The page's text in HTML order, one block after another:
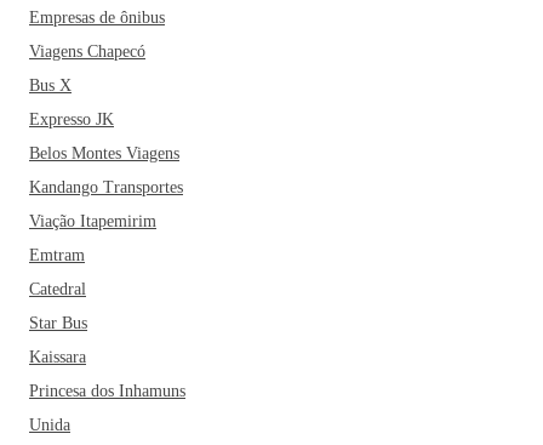
Empresas de ônibus
Viagens Chapecó
Bus X
Expresso JK
Belos Montes Viagens
Kandango Transportes
Viação Itapemirim
Emtram
Catedral
Star Bus
Kaissara
Princesa dos Inhamuns
Unida